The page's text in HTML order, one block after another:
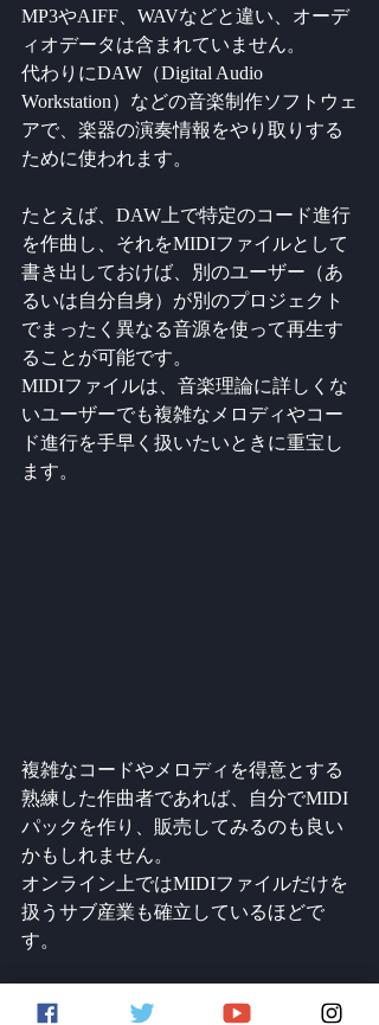
MP3やAIFF、WAVなどと違い、オーデ
ィオデータは含まれていません。
代わりにDAW（Digital Audio
Workstation）などの音楽制作ソフトウェ
アで、楽器の演奏情報をやり取りする
ために使われます。
たとえば、DAW上で特定のコード進行
を作曲し、それをMIDIファイルとして
書き出しておけば、別のユーザー（あ
るいは自分自身）が別のプロジェクト
でまったく異なる音源を使って再生す
ることが可能です。
MIDIファイルは、音楽理論に詳しくな
いユーザーでも複雑なメロディやコー
ド進行を手早く扱いたいときに重宝し
ます。
複雑なコードやメロディを得意とする
熟練した作曲者であれば、自分でMIDI
パックを作り、販売してみるのも良い
かもしれません。
オンライン上ではMIDIファイルだけを
扱うサブ産業も確立しているほどで
す。
DAWはMIDIを使っている